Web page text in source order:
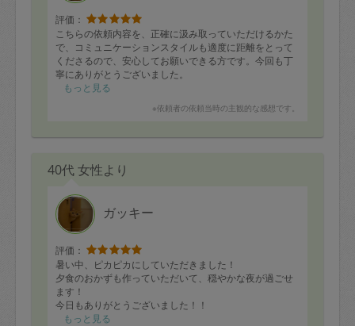
評価：
こちらの依頼内容を、正確に汲み取っていただけるかた
で、コミュニケーションスタイルも適度に距離をとって
くださるので、安心してお願いできる方です。今回も丁
寧にありがとうございました。
もっと見る
※依頼者の依頼当時の主観的な感想です。
40代 女性より
ガッキー
評価：
暑い中、ピカピカにしていただきました！
夕食のおかずも作っていただいて、穏やかな夜が過ごせ
ます！
今日もありがとうございました！！
もっと見る